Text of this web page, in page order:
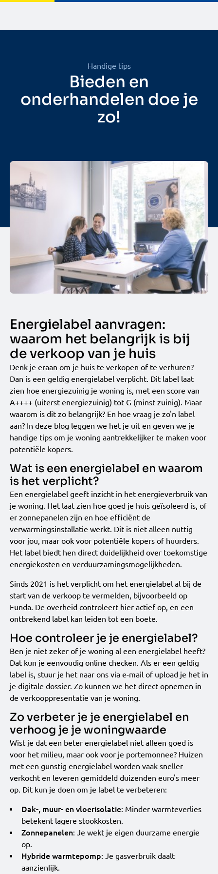
Handige tips
Bieden en
onderhandelen doe je
zo!
Energielabel aanvragen:
waarom het belangrijk is bij
de verkoop van je huis
Denk je eraan om je huis te verkopen of te verhuren?
Dan is een geldig energielabel verplicht. Dit label laat
zien hoe energiezuinig je woning is, met een score van
A++++ (uiterst energiezuinig) tot G (minst zuinig). Maar
waarom is dit zo belangrijk? En hoe vraag je zo'n label
aan? In deze blog leggen we het je uit en geven we je
handige tips om je woning aantrekkelijker te maken voor
potentiële kopers.
Wat is een energielabel en waarom
is het verplicht?
Een energielabel geeft inzicht in het energieverbruik van
je woning. Het laat zien hoe goed je huis geïsoleerd is, of
er zonnepanelen zijn en hoe efficiënt de
verwarmingsinstallatie werkt. Dit is niet alleen nuttig
voor jou, maar ook voor potentiële kopers of huurders.
Het label biedt hen direct duidelijkheid over toekomstige
energiekosten en verduurzamingsmogelijkheden.
Sinds 2021 is het verplicht om het energielabel al bij de
start van de verkoop te vermelden, bijvoorbeeld op
Funda. De overheid controleert hier actief op, en een
ontbrekend label kan leiden tot een boete.
Hoe controleer je je energielabel?
Ben je niet zeker of je woning al een energielabel heeft?
Dat kun je eenvoudig online checken. Als er een geldig
label is, stuur je het naar ons via e-mail of upload je het in
je digitale dossier. Zo kunnen we het direct opnemen in
de verkooppresentatie van je woning.
Zo verbeter je je energielabel en
verhoog je je woningwaarde
Wist je dat een beter energielabel niet alleen goed is
voor het milieu, maar ook voor je portemonnee? Huizen
met een gunstig energielabel worden vaak sneller
verkocht en leveren gemiddeld duizenden euro's meer
op. Dit kun je doen om je label te verbeteren:
Dak-, muur- en vloerisolatie: Minder warmteverlies
betekent lagere stookkosten.
Zonnepanelen: Je wekt je eigen duurzame energie
op.
Hybride warmtepomp: Je gasverbruik daalt
aanzienlijk.